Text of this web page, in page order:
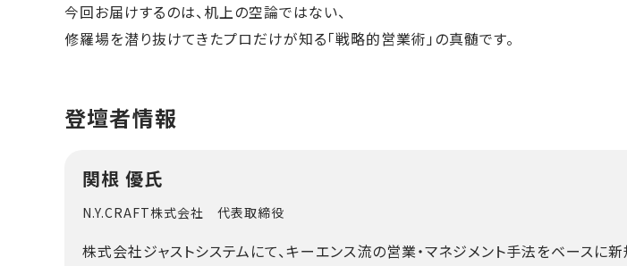
今回お届けするのは、机上の空論ではない、
修羅場を潜り抜けてきたプロだけが知る「戦略的営業術」の真髄です。
登壇者情報
関根 優氏
N.Y.CRAFT株式会社 代表取締役
株式会社ジャストシステムにて、キーエンス流の営業・マネジメント手法をベースに